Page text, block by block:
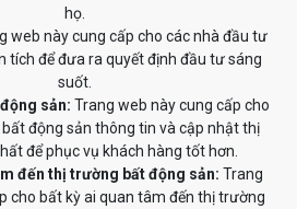
họ.
web này cung cấp cho các nhà đầu tư
tích để đưa ra quyết định đầu tư sáng
suốt.
sản: Trang web này cung cấp cho
động sản thông tin và cập nhật thị
để phục vụ khách hàng tốt hơn.
đến thị trường bất động sản: Trang
cho bất kỳ ai quan tâm đến thị trường